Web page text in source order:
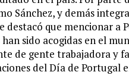
Sánchez, y demás
destacó que mencionar a
sido acogidas en el
de gente trabajadora y
del Día de Portugal